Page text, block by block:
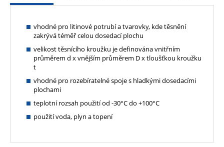
vhodné pro litinové potrubí a tvarovky, kde těsnění
zakrývá téměř celou dosedací plochu
velikost těsnícího kroužku je definována vnitřním
průměrem d x vnějším průměrem D x tloušťkou kroužku
t
vhodné pro rozebíratelné spoje s hladkými dosedacími
plochami
teplotní rozsah použití od -30°C do +100°C
použití voda, plyn a topení